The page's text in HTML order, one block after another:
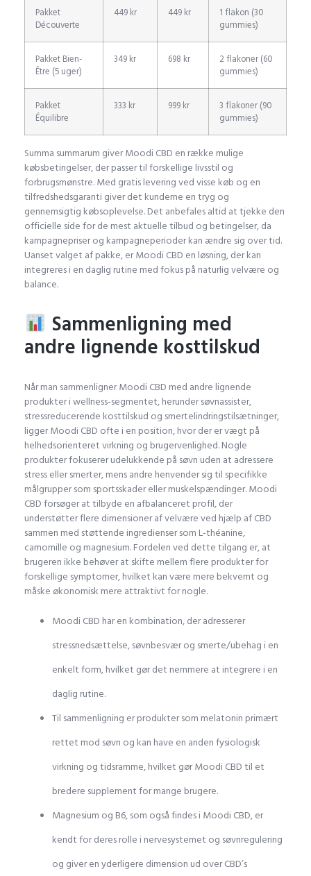
Pakket
Découverte
449 kr 449 kr
1 flakon (30
gummies)
Pakket Bien-
Être (5 uger)
349 kr 698 kr
2 flakoner (60
gummies)
Pakket
Équilibre
333 kr 999 kr
3 flakoner (90
gummies)
Summa summarum giver Moodi CBD en række mulige
købsbetingelser, der passer til forskellige livsstil og
forbrugsmønstre. Med gratis levering ved visse køb og en
tilfredshedsgaranti giver det kunderne en tryg og
gennemsigtig købsoplevelse. Det anbefales altid at tjekke den
officielle side for de mest aktuelle tilbud og betingelser, da
kampagnepriser og kampagneperioder kan ændre sig over tid.
Uanset valget af pakke, er Moodi CBD en løsning, der kan
integreres i en daglig rutine med fokus på naturlig velvære og
balance.
Sammenligning med
andre lignende kosttilskud
Når man sammenligner Moodi CBD med andre lignende
produkter i wellness-segmentet, herunder søvnassister,
stressreducerende kosttilskud og smertelindringstilsætninger,
ligger Moodi CBD ofte i en position, hvor der er vægt på
helhedsorienteret virkning og brugervenlighed. Nogle
produkter fokuserer udelukkende på søvn uden at adressere
stress eller smerter, mens andre henvender sig til specifikke
målgrupper som sportsskader eller muskelspændinger. Moodi
CBD forsøger at tilbyde en afbalanceret profil, der
understøtter flere dimensioner af velvære ved hjælp af CBD
sammen med støttende ingredienser som L-théanine,
camomille og magnesium. Fordelen ved dette tilgang er, at
brugeren ikke behøver at skifte mellem flere produkter for
forskellige symptomer, hvilket kan være mere bekvemt og
måske økonomisk mere attraktivt for nogle.
Moodi CBD har en kombination, der adresserer
stressnedsættelse, søvnbesvær og smerte/ubehag i en
enkelt form, hvilket gør det nemmere at integrere i en
daglig rutine.
Til sammenligning er produkter som melatonin primært
rettet mod søvn og kan have en anden fysiologisk
virkning og tidsramme, hvilket gør Moodi CBD til et
bredere supplement for mange brugere.
Magnesium og B6, som også findes i Moodi CBD, er
kendt for deres rolle i nervesystemet og søvnregulering
og giver en yderligere dimension ud over CBD’s